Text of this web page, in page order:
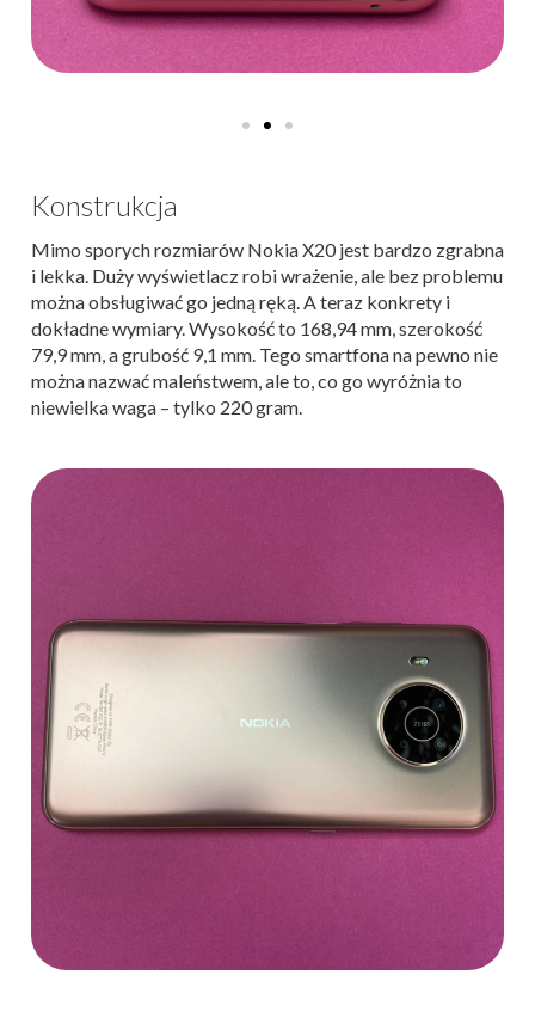
Konstrukcja
Mimo sporych rozmiarów Nokia X20 jest bardzo zgrabna
i lekka. Duży wyświetlacz robi wrażenie, ale bez problemu
można obsługiwać go jedną ręką. A teraz konkrety i
dokładne wymiary. Wysokość to 168,94 mm, szerokość
79,9 mm, a grubość 9,1 mm. Tego smartfona na pewno nie
można nazwać maleństwem, ale to, co go wyróżnia to
niewielka waga – tylko 220 gram.